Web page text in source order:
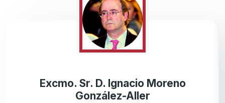
Excmo. Sr. D. Ignacio Moreno
González-Aller